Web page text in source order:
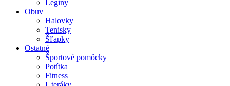
Legíny
Obuv
Halovky
Tenisky
Šľapky
Ostatné
Športové pomôcky
Potítka
Fitness